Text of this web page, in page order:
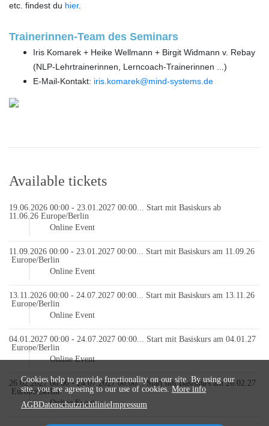
etc. findest du hier.
Trainerinnen-Team des Seminars
Iris Komarek + Heike Wellmann + Birgit Widmann v. Rebay
(NLP-Lehrtrainerinnen, Lerncoach-Trainerinnen ...)
E-Mail-Kontakt: iris.komarek@mind-systems.de
Available tickets
19.06.2026 00:00 - 23.01.2027 00:00... Start mit Basiskurs ab
11.06.26 Europe/Berlin
Online Event
11.09.2026 00:00 - 23.01.2027 00:00... Start mit Basiskurs am 11.09.26
Europe/Berlin
Online Event
13.11.2026 00:00 - 24.07.2027 00:00... Start mit Basiskurs am 13.11.26
Europe/Berlin
Online Event
04.01.2027 00:00 - 24.07.2027 00:00... Start mit Basiskurs am 04.01.27
Europe/Berlin
| Online Event
26.02.2027 00:00-24.07.2027 00:00... Start mit Basiskurs am 26.02.27
Europe/Berlin
| Online Event
Cookies help to provide functionality on our site. By using our
site, you are agreeing to our use of cookies. More info
AGBDatenschutzrichtlinieImpressum